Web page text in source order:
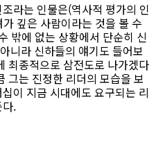
라는 인물은(역사적 평가의 인
깊은 사람이라는 것을 볼 수
밖에 없는 상황에서 단순히 신
니라 신하들의 얘기도 들어보
최종적으로 삼전도로 나가겠다
그는 진정한 리더의 모습을 보
이 지금 시대에도 요구되는 리
.